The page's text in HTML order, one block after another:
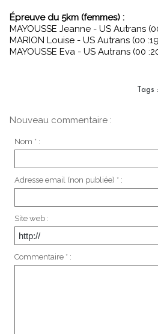
Épreuve du 5km (femmes) :
MAYOUSSE Jeanne - US Autrans
MARION Louise - US Autrans (00
MAYOUSSE Eva - US Autrans (00
Tags :
Nouveau commentaire :
Nom * :
Adresse email (non publiée) * :
Site web :
Commentaire * :